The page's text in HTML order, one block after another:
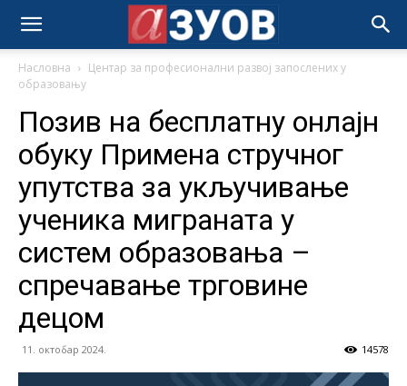
Насловна
Центар за професионални развој запослених у
образовању
Позив на бесплатну онлајн
обуку Примена стручног
упутства за укључивање
ученика миграната у
систем образовања –
спречавање трговине
децом
11. октобар 2024. 14578